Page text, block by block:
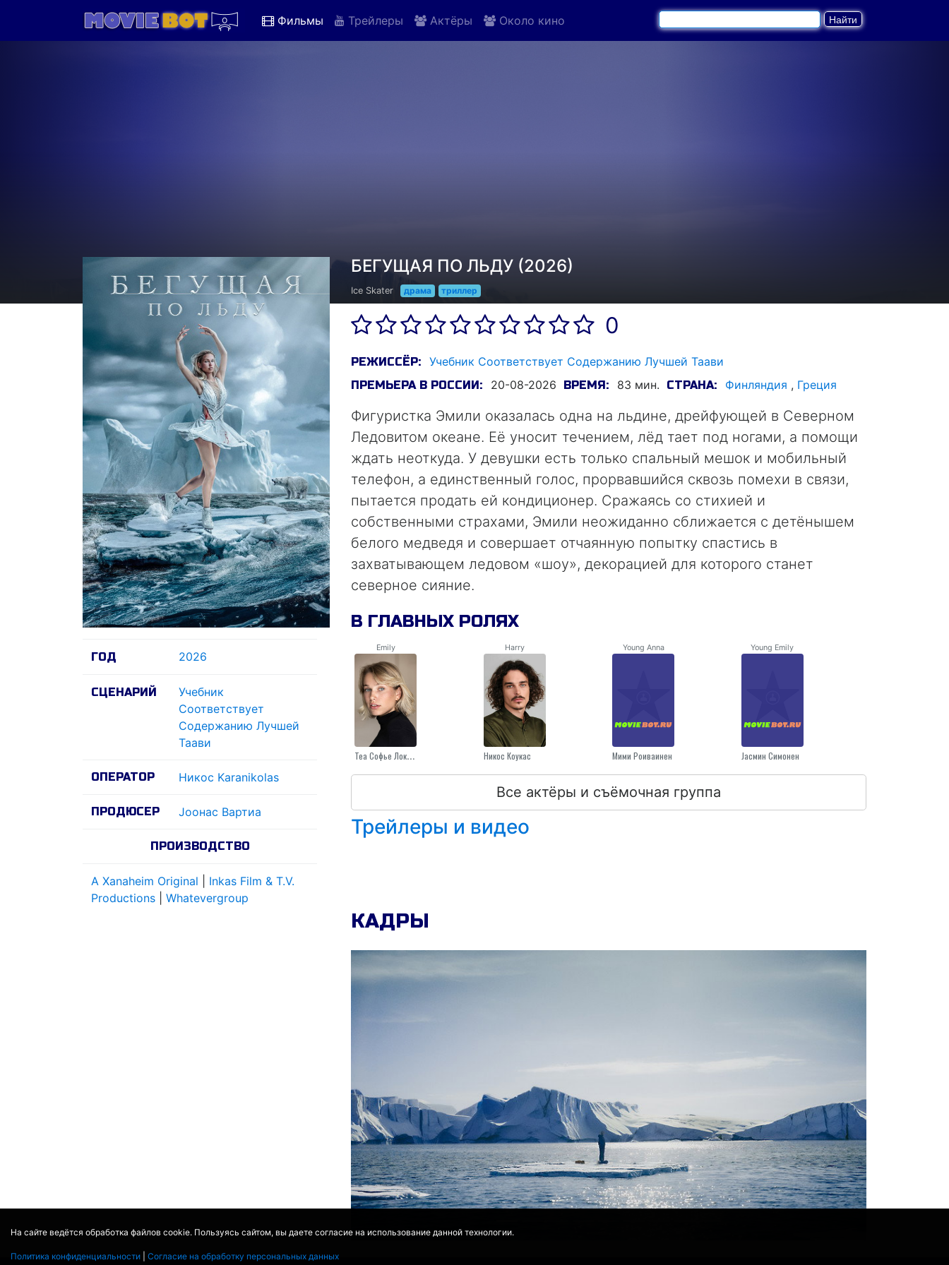
На сайте ведётся обработка файлов cookie. Пользуясь сайтом, вы даете согласие на использование данной технологии.
Политика конфиденциальности Согласие на обработку персональных данных
Фильмы Трейлеры Актёры Около кино
ГОД 2026
СЦЕНАРИЙ
Учебник
Соответствует
Содержанию Лучшей
Таави
ОПЕРАТОР Никос Karanikolas
ПРОДЮСЕР Jоонас Вартиа
ПРОИЗВОДСТВО
A Xanaheim Original
Inkas Film & T.V.
Productions
Whatevergroup
БЕГУЩАЯ ПО ЛЬДУ (2026)
Ice Skater драма триллер
0
РЕЖИССЁР: Учебник Соответствует Содержанию Лучшей Таави
ПРЕМЬЕРА В РОССИИ: 20-08-2026 ВРЕМЯ: 83 мин. СТРАНА: Финляндия , Греция
Фигуристка Эмили оказалась одна на льдине, дрейфующей в Северном
Ледовитом океане. Её уносит течением, лёд тает под ногами, а помощи
ждать неоткуда. У девушки есть только спальный мешок и мобильный
телефон, а единственный голос, прорвавшийся сквозь помехи в связи,
пытается продать ей кондиционер. Сражаясь со стихией и
собственными страхами, Эмили неожиданно сближается с детёнышем
белого медведя и совершает отчаянную попытку спастись в
захватывающем ледовом «шоу», декорацией для которого станет
северное сияние.
В ГЛАВНЫХ РОЛЯХ
Emily
Теа Софье Лок Несс
Harry
Никос Коукас
Young Anna
Мими Роиваинен
Young Emily
Jасмин Симонен
Все актёры и съёмочная группа
Трейлеры и видео
КАДРЫ